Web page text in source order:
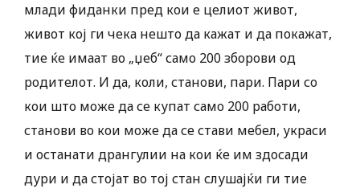
млади фиданки пред кои е целиот живот,
живот кој ги чека нешто да кажат и да покажат,
тие ќе имаат во „џеб“ само 200 зборови од
родителот. И да, коли, станови, пари. Пари со
кои што може да се купат само 200 работи,
станови во кои може да се стави мебел, украси
и останати дрангулии на кои ќе им здосади
дури и да стојат во тој стан слушајќи ги тие